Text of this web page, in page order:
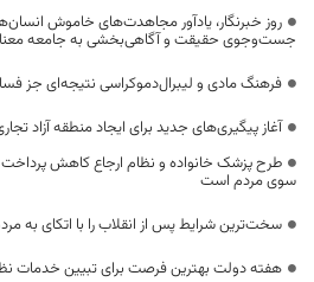
روز خبرنگار، یادآور مجاهدت‌های خاموش
جست‌وجوی حقیقت و آگاهی‌بخشی به جامعه معنا
فرهنگ مادی و لیبرال‌دموکراسی نتیجه‌ای جز
آغاز پیگیری‌های جدید برای ایجاد منطقه آزاد
طرح پزشک خانواده و نظام ارجاع کاهش
سوی مردم است
سخت‌ترین شرایط پس از انقلاب را با اتکای به
هفته دولت بهترین فرصت برای تبیین خدمات